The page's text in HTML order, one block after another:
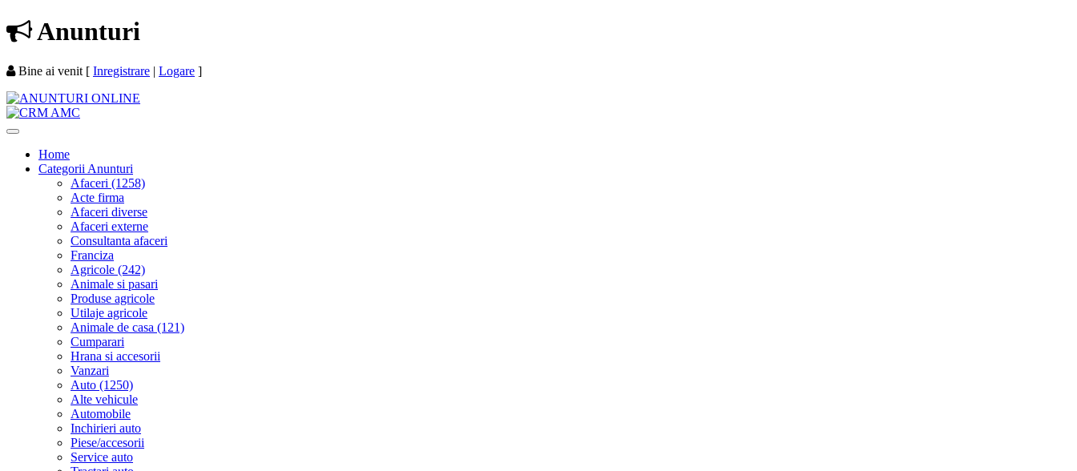
Anunturi
Bine ai venit [ Inregistrare | Logare ]
Home
Categorii Anunturi
Afaceri (1258)
Acte firma
Afaceri diverse
Afaceri externe
Consultanta afaceri
Franciza
Agricole (242)
Animale si pasari
Produse agricole
Utilaje agricole
Animale de casa (121)
Cumparari
Hrana si accesorii
Vanzari
Auto (1250)
Alte vehicule
Automobile
Inchirieri auto
Piese/accesorii
Service auto